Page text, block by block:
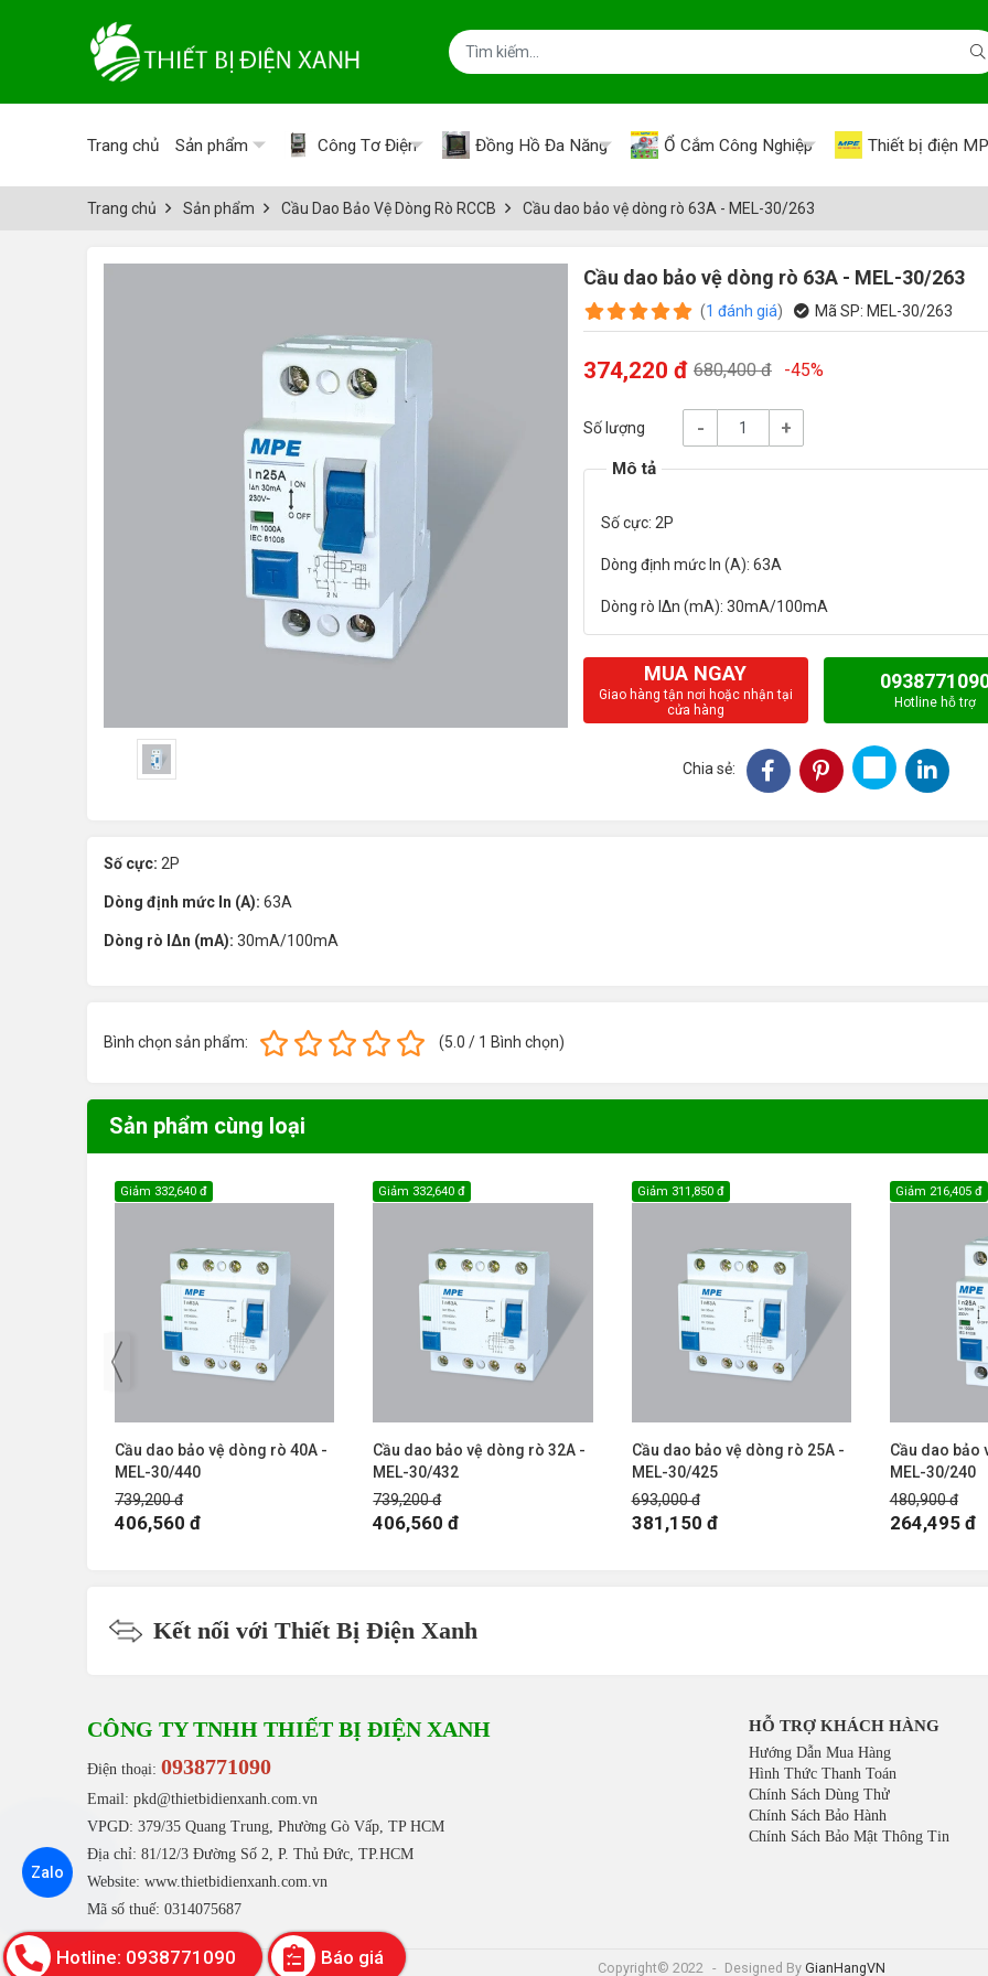
Trang chủ Sản phẩm Công Tơ Điện Đồng Hồ Đa Năng Ổ Cắm Công Nghiệp Thiết bị điện
Trang chủ Sản phẩm Cầu Dao Bảo Vệ Dòng Rò RCCB Cầu dao bảo vệ dòng rò 63A - MEL-30/263
Cầu dao bảo vệ dòng rò 63A - MEL-30/263
(1 đánh giá) Mã SP: MEL-30/263
374,220 đ 680,400 đ -45%
Số lượng - +
Số cực: 2P
Dòng định mức In (A): 63A
MUA NGAY
Giao hàng tận nơi hoặc nhận tại
cửa hàng
Hotline hỗ trợ
Chia sẻ:
Số cực: 2P
Dòng định mức In (A): 63A
Dòng rò IΔn (mA): 30mA/100mA
Bình chọn sản phẩm: (5.0 / 1 Bình chọn)
Sản phẩm cùng loại
Cầu dao bảo vệ dòng rò 40A -
MEL-30/440
739,200 đ
Giảm 332,640 đ
406,560 đ
Cầu dao bảo vệ dòng rò 32A -
MEL-30/432
739,200 đ
Giảm 332,640 đ
406,560 đ
Cầu dao bảo vệ dòng rò 25A -
MEL-30/425
693,000 đ
Giảm 311,850 đ
381,150 đ
Cầu dao bảo
MEL-30/240
480,900 đ
Giảm 216,405 đ
264,495 đ
Kết nối với Thiết Bị Điện Xanh
CÔNG TY TNHH THIẾT BỊ ĐIỆN XANH
Điện thoại: 0938771090
Email: pkd@thietbidienxanh.com.vn
VPGD: 379/35 Quang Trung, Phường Gò Vấp, TP HCM
Địa chỉ: 81/12/3 Đường Số 2, P. Thủ Đức, TP.HCM
Website: www.thietbidienxanh.com.vn
Mã số thuế: 0314075687
HỖ TRỢ KHÁCH HÀNG
Hướng Dẫn Mua Hàng
Hình Thức Thanh Toán
Chính Sách Dùng Thử
Chính Sách Bảo Hành
Chính Sách Bảo Mật Thông Tin
Copyright© 2022 - Designed By GianHangVN
Hotline: 0938771090 Báo giá
Zalo